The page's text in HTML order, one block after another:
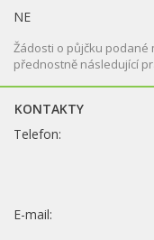
NE
Žádosti o půjčku
přednostně následující
KONTAKTY
Telefon:
E-mail: